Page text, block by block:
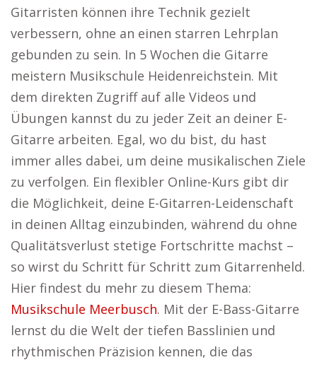
Gitarristen können ihre Technik gezielt
verbessern, ohne an einen starren Lehrplan
gebunden zu sein. In 5 Wochen die Gitarre
meistern Musikschule Heidenreichstein. Mit
dem direkten Zugriff auf alle Videos und
Übungen kannst du zu jeder Zeit an deiner E-
Gitarre arbeiten. Egal, wo du bist, du hast
immer alles dabei, um deine musikalischen Ziele
zu verfolgen. Ein flexibler Online-Kurs gibt dir
die Möglichkeit, deine E-Gitarren-Leidenschaft
in deinen Alltag einzubinden, während du ohne
Qualitätsverlust stetige Fortschritte machst –
so wirst du Schritt für Schritt zum Gitarrenheld.
Hier findest du mehr zu diesem Thema:
Musikschule Meerbusch. Mit der E-Bass-Gitarre
lernst du die Welt der tiefen Basslinien und
rhythmischen Präzision kennen, die das